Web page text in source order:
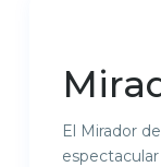
El Mirador